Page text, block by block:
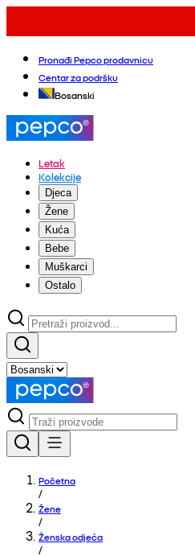
Pronađi Pepco prodavnicu
Centar za podršku
Bosanski
Letak
Kolekcije
Djeca
Žene
Kuća
Bebe
Muškarci
Ostalo
Početna
/
Žene
/
Ženska odjeća
/